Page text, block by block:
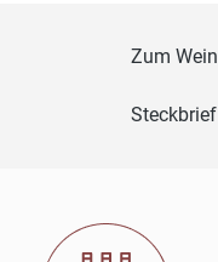
Zum Wein
Steckbrief